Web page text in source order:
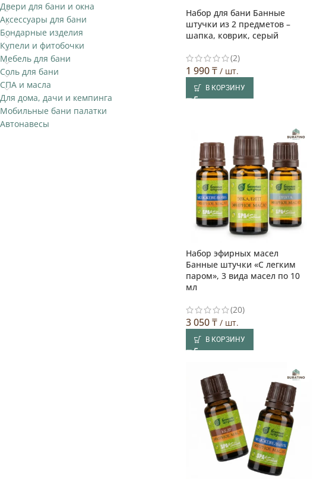
Двери для бани и окна
Аксессуары для бани
Бондарные изделия
Купели и фитобочки
Мебель для бани
Соль для бани
СПА и масла
Для дома, дачи и кемпинга
Мобильные бани палатки
Автонавесы
Набор для бани Банные
штучки из 2 предметов –
шапка, коврик, серый
(2)
1 990₸/ шт.
В КОРЗИНУ
Набор эфирных масел
Банные штучки «С легким
паром», 3 вида масел по 10
мл
(20)
3 050₸/ шт.
В КОРЗИНУ